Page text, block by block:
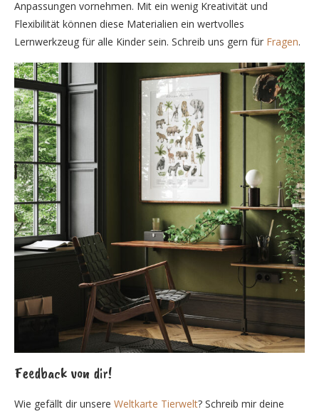
Anpassungen vornehmen. Mit ein wenig Kreativität und
Flexibilität können diese Materialien ein wertvolles
Lernwerkzeug für alle Kinder sein. Schreib uns gern für Fragen.
Feedback von dir!
Wie gefällt dir unsere Weltkarte Tierwelt? Schreib mir deine